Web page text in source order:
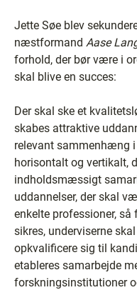
Jette Søe blev
næstformand Aase
forhold, der bør være i
skal blive en succes:
Der skal ske et
skabes attraktive
relevant sammenhæng
horisontalt og vertikalt,
indholdsmæssigt
uddannelser, der skal
enkelte professioner,
sikres, underviserne
opkvalificere sig til
etableres samarbejde
forskningsinstitutioner